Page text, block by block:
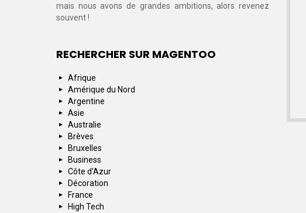
mais nous avons de grandes ambitions, alors revenez
souvent !
RECHERCHER SUR MAGENTOO
Afrique
Amérique du Nord
Argentine
Asie
Australie
Brèves
Bruxelles
Business
Côte d'Azur
Décoration
France
High Tech